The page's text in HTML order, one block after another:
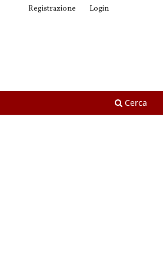
Cerca
Registrazione Login